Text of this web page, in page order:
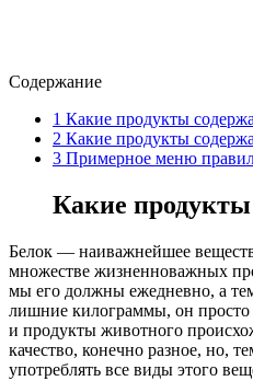
Содержание
1 Какие продукты
2 Какие продукты
3 Примерное меню
Какие продукты
Белок — наиважнейшее
множестве жизненноважных
мы его должны ежедневно, а
лишние килограммы, он просто
и продукты животного
качество, конечно разное, но,
употреблять все виды этого